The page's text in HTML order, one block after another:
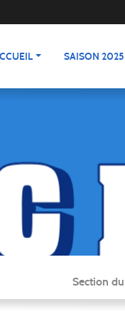
SAISON
Section